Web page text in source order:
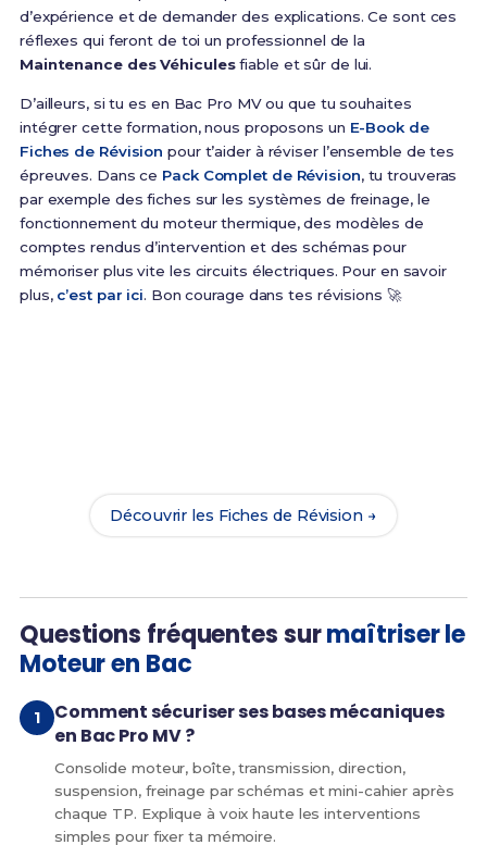
d’expérience et de demander des explications. Ce sont ces
réflexes qui feront de toi un professionnel de la
Maintenance des Véhiculesfiable et sûr de lui.
D’ailleurs, si tu es en Bac Pro MV ou que tu souhaites
intégrer cette formation, nous proposons un E-Book de
Fiches de Révision pour t’aider à réviser l’ensemble de tes
épreuves. Dans ce Pack Complet de Révision, tu trouveras
par exemple des fiches sur les systèmes de freinage, le
fonctionnement du moteur thermique, des modèles de
comptes rendus d’intervention et des schémas pour
mémoriser plus vite les circuits électriques. Pour en savoir
plus, c’est par ici. Bon courage dans tes révisions 🚀
Découvrir les Fiches de Révision →
Questions fréquentes surmaîtriser le
Moteur en Bac
Comment sécuriser ses bases mécaniques
en Bac Pro MV ?
Consolide moteur, boîte, transmission, direction,
suspension, freinage par schémas et mini-cahier après
chaque TP. Explique à voix haute les interventions
simples pour fixer ta mémoire.